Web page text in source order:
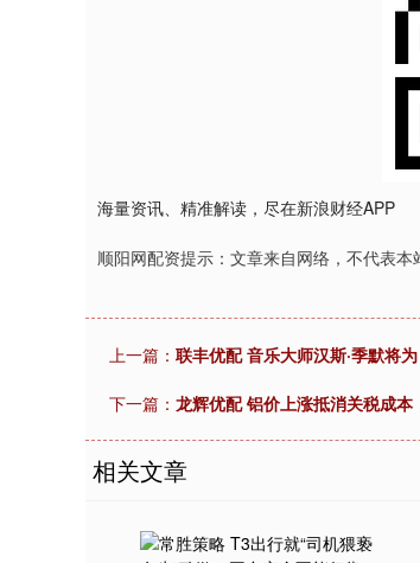
海量资讯、精准解读，尽在新浪财经APP
顺阳网配资提示：文章来自网络，不代表本
上一篇： 联丰优配 音乐大师汉斯·季默将
下一篇： 龙辉优配 铝价上涨抵消关税成
相关文章
1.02% 深证成指 14311.01